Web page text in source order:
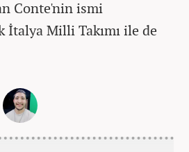
Conte'nin ismi
İtalya Milli Takımı ile de